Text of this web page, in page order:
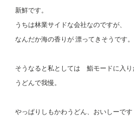
新鮮です。
うちは林業サイドな会社なのですが、
なんだか海の香りが 漂ってきそうです。
そうなると私としては 鮨モードに入
うどんで我慢。
やっぱりしもかわうどん、おいしーです